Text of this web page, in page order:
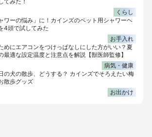
くらし
ワーの悩み」に！カインズのペット用シャワーヘ
4頭で試してみた
お手入れ
めにエアコンをつけっぱなしにした方がいい？夏
最適な設定温度と注意点を解説【獣医師監修】
病気・健康
の犬の散歩、どうする？ カインズでそろえたい梅
散歩グッズ
お出かけ